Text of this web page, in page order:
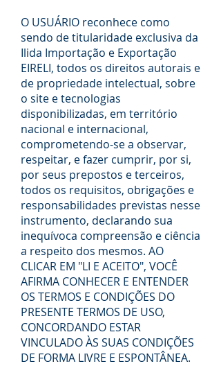
O USUÁRIO reconhece como
sendo de titularidade exclusiva da
Ilida Importação e Exportação
EIRELI, todos os direitos autorais e
de propriedade intelectual, sobre
o site e tecnologias
disponibilizadas, em território
nacional e internacional,
comprometendo-se a observar,
respeitar, e fazer cumprir, por si,
por seus prepostos e terceiros,
todos os requisitos, obrigações e
responsabilidades previstas nesse
instrumento, declarando sua
inequívoca compreensão e ciência
a respeito dos mesmos. AO
CLICAR EM "LI E ACEITO", VOCÊ
AFIRMA CONHECER E ENTENDER
OS TERMOS E CONDIÇÕES DO
PRESENTE TERMOS DE USO,
CONCORDANDO ESTAR
VINCULADO ÀS SUAS CONDIÇÕES
DE FORMA LIVRE E ESPONTÂNEA.